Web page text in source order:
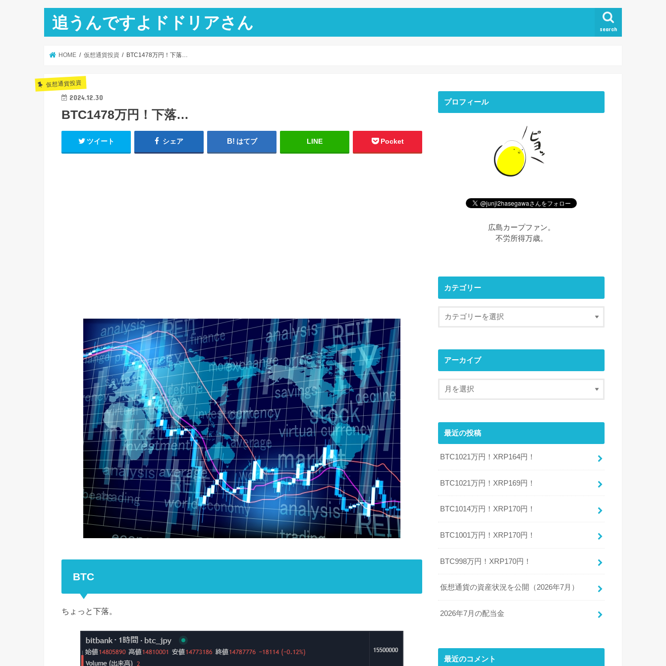
追うんですよドドリアさん search
HOME 仮想通貨投資 BTC1478万円！下落…
仮想通貨投資
2024.12.30
BTC1478万円！下落…
ツイート シェア はてブ LINE Pocket
BTC
ちょっと下落。
プロフィール
広島カープファン。
不労所得万歳。
カテゴリー
アーカイブ
最近の投稿
BTC1021万円！XRP164円！
BTC1021万円！XRP169円！
BTC1014万円！XRP170円！
BTC1001万円！XRP170円！
BTC998万円！XRP170円！
仮想通貨の資産状況を公開（2026年7月）
2026年7月の配当金
最近のコメント